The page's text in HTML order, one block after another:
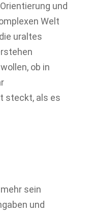
und
Welt
uraltes
ob in
steckt, als es
sein
und